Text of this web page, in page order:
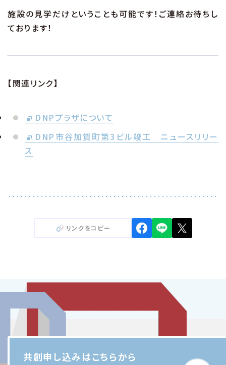
施設の見学だけということも可能です！ご連絡お待ちし
ております！
【関連リンク】
DNPプラザについて
DNP市谷加賀町第3ビル竣工 ニュースリリー
ス
リンクをコピー
共創申し込みはこちらから